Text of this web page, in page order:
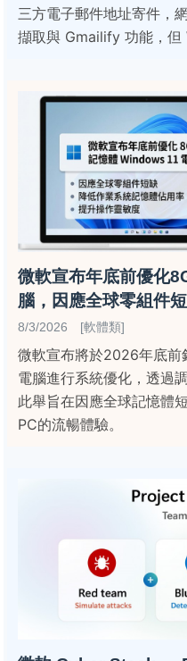
三方電子郵件地址寄件，
擷取與 Gmailify 功能，
微軟宣布年底前優化
腦，因應全球零組件
8/3/2026 [軟體類]
微軟宣布將於2026年底前
電腦進行系統優化，透過
此舉旨在因應全球記憶體
PC的流暢體驗。